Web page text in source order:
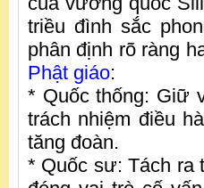
triều đình sắc
phân định rõ ràng
Phật giáo:
* Quốc thống: Giữ
trách nhiệm điều
tăng đoàn.
* Quốc sư: Tách ra